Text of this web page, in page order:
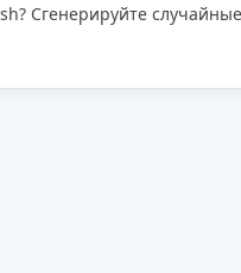
Сгенерируйте